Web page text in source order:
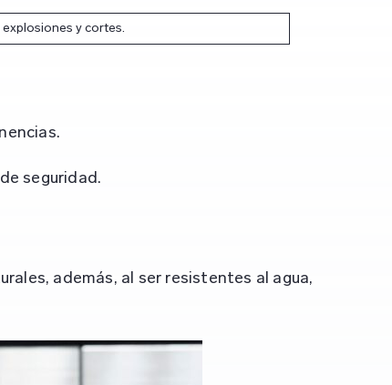
y cortes.
seguridad.
además, al ser resistentes al agua,